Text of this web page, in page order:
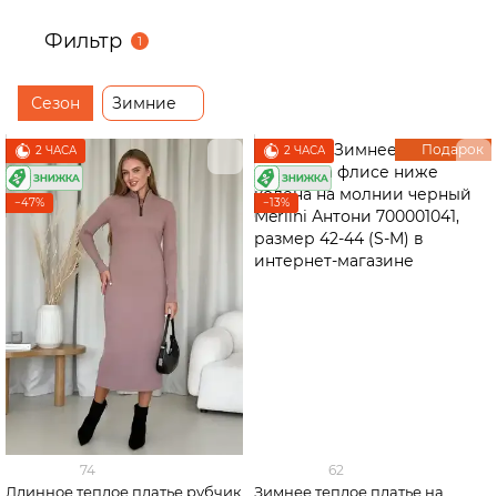
Фильтр 1
Сезон Зимние
2 ЧАСА
−47%
74
Длинное теплое платье рубчик
Подарок
2 ЧАСА
−13%
62
Зимнее теплое платье на